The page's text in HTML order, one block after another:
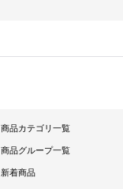
商品カテゴリ一覧
商品グループ一覧
新着商品